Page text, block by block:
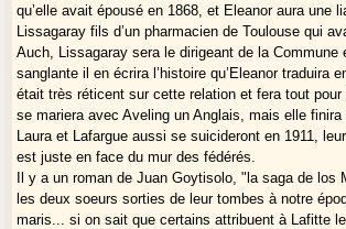
qu’elle avait épousé en 1868, et Eleanor aura une
Lissagaray fils d’un pharmacien de Toulouse qui
Auch, Lissagaray sera le dirigeant de la Commune
sanglante il en écrira l’histoire qu’Eleanor traduira
était très réticent sur cette relation et fera tout pour
se mariera avec Aveling un Anglais, mais elle finira
Laura et Lafargue aussi se suicideront en 1911,
est juste en face du mur des fédérés.
Il y a un roman de Juan Goytisolo, "la saga de los
les deux soeurs sorties de leur tombes à notre
maris... si on sait que certains attribuent à Lafitte